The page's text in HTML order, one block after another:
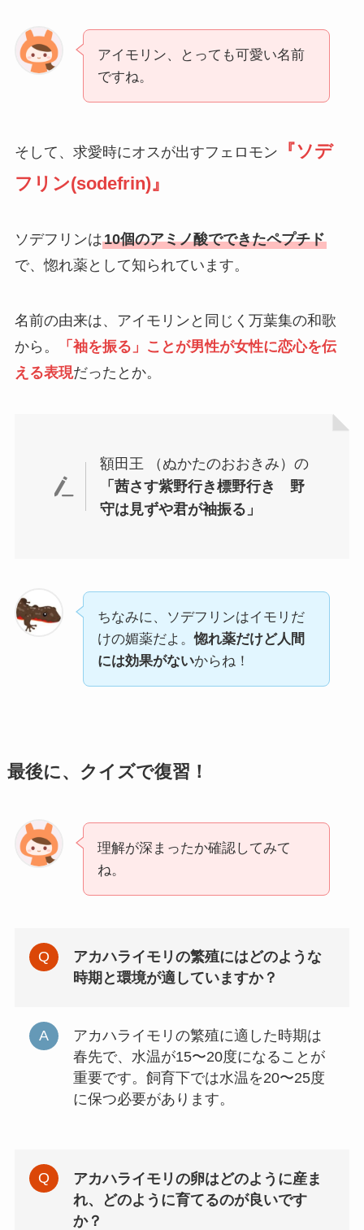
アイモリン、とっても可愛い名前
ですね。
そして、求愛時にオスが出すフェロモン
『ソデ
フリン(sodefrin)』
ソデフリンは10個のアミノ酸でできたペプチド
で、惚れ薬として知られています。
名前の由来は、アイモリンと同じく万葉集の和歌
から。
「袖を振る」ことが男性が女性に恋心を伝
える表現だったとか。
額田王 （ぬかたのおおきみ）の
「茜さす紫野行き標野行き 野
守は見ずや君が袖振る」
ちなみに、ソデフリンはイモリだ
けの媚薬だよ。惚れ薬だけど人間
には効果がないからね！
最後に、クイズで復習！
理解が深まったか確認してみて
ね。
アカハライモリの繁殖にはどのような
時期と環境が適していますか？
アカハライモリの繁殖に適した時期は
春先で、水温が15〜20度になることが
重要です。飼育下では水温を20〜25度
に保つ必要があります。
アカハライモリの卵はどのように産ま
れ、どのように育てるのが良いです
か？